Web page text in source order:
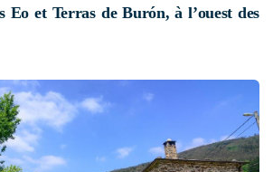
Eo et Terras de Burón, à l’ouest des